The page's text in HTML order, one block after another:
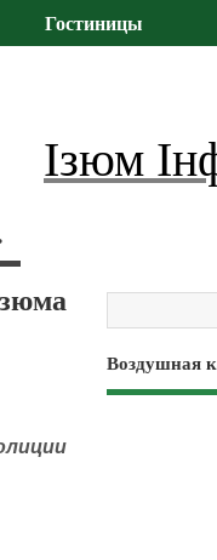
Гостиницы
Ізюм
Воздушная